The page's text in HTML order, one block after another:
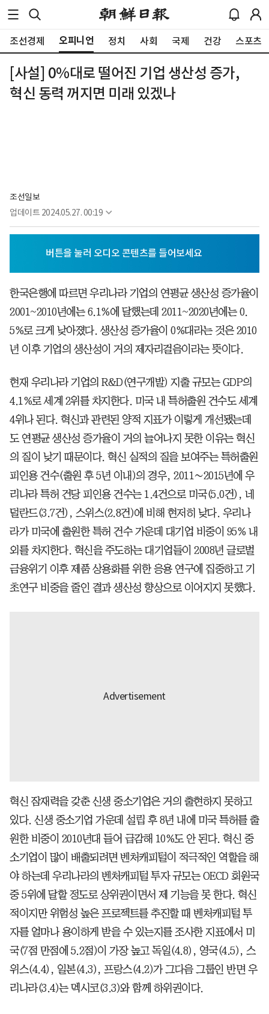
조선경제 오피니언 정치 사회 국제 건강 스포츠
[사설] 0%대로 떨어진 기업 생산성 증가,
혁신 동력 꺼지면 미래 있겠나
조선일보
업데이트 2024.05.27. 00:19
한국은행에 따르면 우리나라 기업의 연평균 생산성 증가율이
2001~2010년에는 6.1%에 달했는데 2011~2020년에는 0.
5%로 크게 낮아졌다. 생산성 증가율이 0%대라는 것은 2010
년 이후 기업의 생산성이 거의 제자리걸음이라는 뜻이다.
현재 우리나라 기업의 R&D(연구개발) 지출 규모는 GDP의
4.1%로 세계 2위를 차지한다. 미국 내 특허출원 건수도 세계
4위나 된다. 혁신과 관련된 양적 지표가 이렇게 개선됐는데
도 연평균 생산성 증가율이 거의 늘어나지 못한 이유는 혁신
의 질이 낮기 때문이다. 혁신 실적의 질을 보여주는 특허출원
피인용 건수(출원 후 5년 이내)의 경우, 2011∼2015년에 우
리나라 특허 건당 피인용 건수는 1.4건으로 미국(5.0건), 네
덜란드(3.7건), 스위스(2.8건)에 비해 현저히 낮다. 우리나
라가 미국에 출원한 특허 건수 가운데 대기업 비중이 95% 내
외를 차지한다. 혁신을 주도하는 대기업들이 2008년 글로벌
금융위기 이후 제품 상용화를 위한 응용 연구에 집중하고 기
초연구 비중을 줄인 결과 생산성 향상으로 이어지지 못했다.
혁신 잠재력을 갖춘 신생 중소기업은 거의 출현하지 못하고
있다. 신생 중소기업 가운데 설립 후 8년 내에 미국 특허를 출
원한 비중이 2010년대 들어 급감해 10%도 안 된다. 혁신 중
소기업이 많이 배출되려면 벤처캐피털이 적극적인 역할을 해
야 하는데 우리나라의 벤처캐피털 투자 규모는 OECD 회원국
중 5위에 달할 정도로 상위권이면서 제 기능을 못 한다. 혁신
적이지만 위험성 높은 프로젝트를 추진할 때 벤처캐피털 투
자를 얼마나 용이하게 받을 수 있는지를 조사한 지표에서 미
국(7점 만점에 5.2점)이 가장 높고 독일(4.8), 영국(4.5), 스
위스(4.4), 일본(4.3), 프랑스(4.2)가 그다음 그룹인 반면 우
리나라(3.4)는 멕시코(3.3)와 함께 하위권이다.